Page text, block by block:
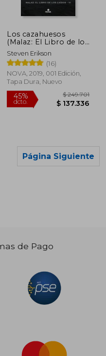
Los cazahuesos
(Malaz: El Libro de los
Caídos 6)
Steven Erikson
(16)
NOVA, 2019, 001 Edición,
Tapa Dura, Nuevo
Página Siguiente
de Pago